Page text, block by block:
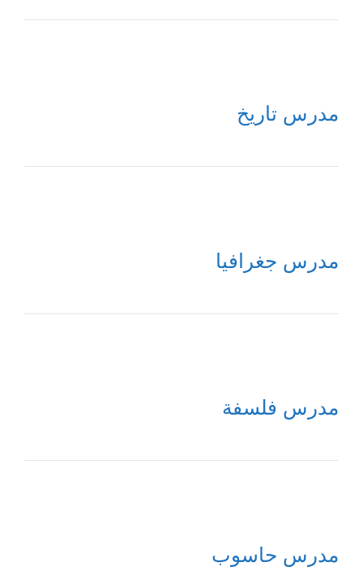
مدرس تاريخ
مدرس جغرافيا
مدرس فلسفة
مدرس حاسوب